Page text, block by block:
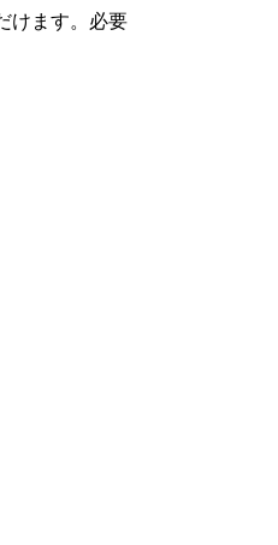
けます。必要